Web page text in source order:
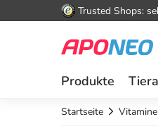
Trusted Shops:
Produkte
Startseite